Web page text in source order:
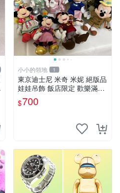
小小的領地 1
東京迪士尼 米奇 米妮 絕版品
娃娃吊飾 飯店限定 歡樂滿人
間 復活節
$700